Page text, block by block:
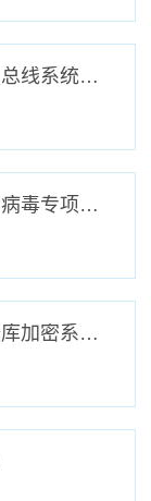
杭州工商信托股份有限公司接口总线系统改造项目竞争性磋商公告
杭州工商信托股份有限公司勒索病毒专项防护系统一期项目竞争性磋商公告
杭州工商信托股份有限公司数据库加密系统授权采购项目询价公告